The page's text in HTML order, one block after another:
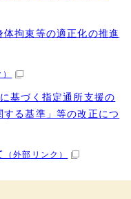
拘束等の適正化の推進
基づく指定通所支援の
る基準」等の改正につ
（外部リンク）